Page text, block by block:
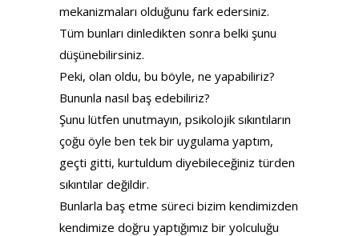
mekanizmaları olduğunu fark edersiniz.
Tüm bunları dinledikten sonra belki şunu
düşünebilirsiniz.
Peki, olan oldu, bu böyle, ne yapabiliriz?
Bununla nasıl baş edebiliriz?
Şunu lütfen unutmayın, psikolojik sıkıntıların
çoğu öyle ben tek bir uygulama yaptım,
geçti gitti, kurtuldum diyebileceğiniz türden
sıkıntılar değildir.
Bunlarla baş etme süreci bizim kendimizden
kendimize doğru yaptığımız bir yolculuğu